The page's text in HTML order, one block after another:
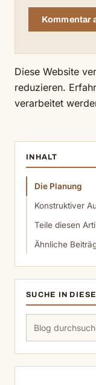
Diese Website
reduzieren.
verarbeitet
INHALT
Die Planung
Konstruktiver
Teile diesen
Ähnliche
SUCHE IN
Suchen